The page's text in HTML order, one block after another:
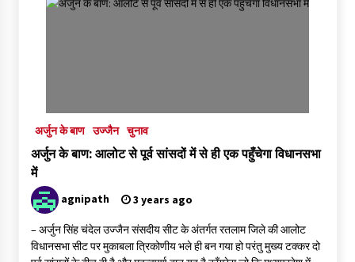
बहू दिलाने के नाम पर 1.40 लाख की ठगी, दो माह से फरार शातिर ठग
गिरफ्तार
अर्जुन के बाण उज्जैन चुनाव
अर्जुन के बाण: आलोट से पूर्व सांसदों में से ही एक पहुँचेगा विधानसभा
में
agnipath 3 years ago
– अर्जुन सिंह चंदेल उज्जैन संसदीय सीट के अंतर्गत रतलाम जिले की आलोट
विधानसभा सीट पर मुकाबला त्रिकोणीय भले ही बन गया हो परंतु मुख्य टक्कर दो